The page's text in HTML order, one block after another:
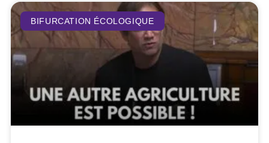
BIFURCATION ÉCOLOGIQUE